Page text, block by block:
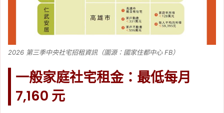
2026 第三季中央社宅招租資訊（圖源：國家住都中心 FB）
一般家庭社宅租金：最低每月
7,160 元